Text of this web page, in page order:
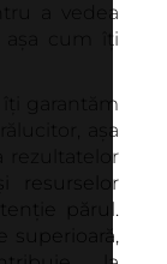
a vedea
așa cum îți
garantăm
așa
rezultatelor
resurselor
părul.
superioară,